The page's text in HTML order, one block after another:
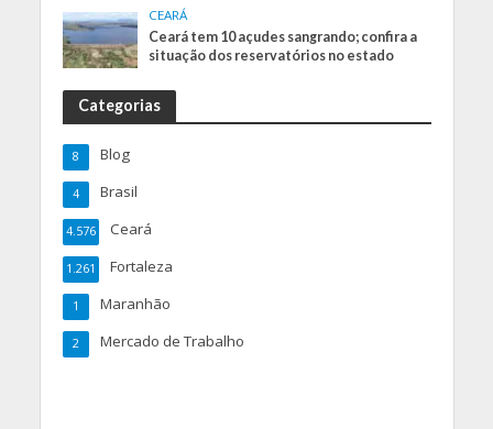
CEARÁ
Ceará tem 10 açudes sangrando; confira a
situação dos reservatórios no estado
Categorias
Blog
8
Brasil
4
Ceará
4.576
Fortaleza
1.261
Maranhão
1
Mercado de Trabalho
2